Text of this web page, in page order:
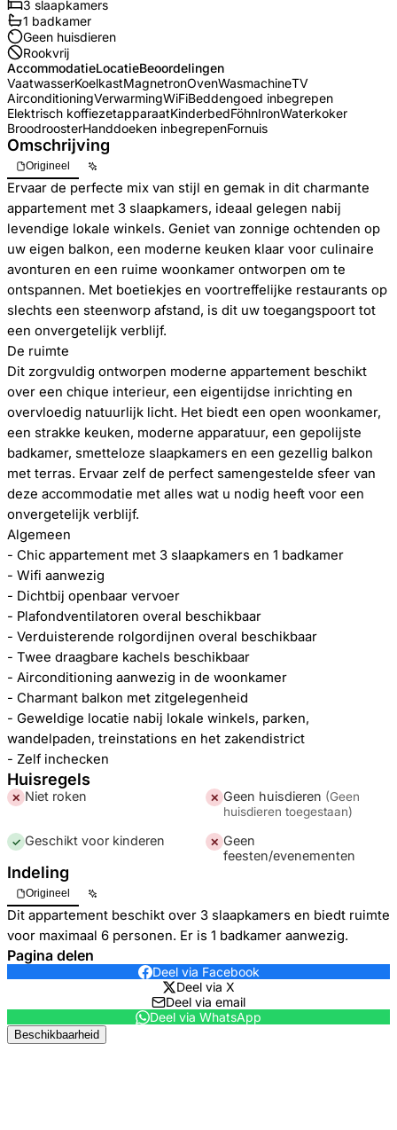
3 slaapkamers
1 badkamer
Geen huisdieren
Rookvrij
AccommodatieLocatieBeoordelingen
VaatwasserKoelkastMagnetronOvenWasmachineTV
AirconditioningVerwarmingWiFiBeddengoed inbegrepen
Elektrisch koffiezetapparaatKinderbedFöhnIronWaterkoker
BroodroosterHanddoeken inbegrepenFornuis
Omschrijving
Origineel
Ervaar de perfecte mix van stijl en gemak in dit charmante
appartement met 3 slaapkamers, ideaal gelegen nabij
levendige lokale winkels. Geniet van zonnige ochtenden op
uw eigen balkon, een moderne keuken klaar voor culinaire
avonturen en een ruime woonkamer ontworpen om te
ontspannen. Met boetiekjes en voortreffelijke restaurants op
slechts een steenworp afstand, is dit uw toegangspoort tot
een onvergetelijk verblijf.
De ruimte
Dit zorgvuldig ontworpen moderne appartement beschikt
over een chique interieur, een eigentijdse inrichting en
overvloedig natuurlijk licht. Het biedt een open woonkamer,
een strakke keuken, moderne apparatuur, een gepolijste
badkamer, smetteloze slaapkamers en een gezellig balkon
met terras. Ervaar zelf de perfect samengestelde sfeer van
deze accommodatie met alles wat u nodig heeft voor een
onvergetelijk verblijf.
Algemeen
- Chic appartement met 3 slaapkamers en 1 badkamer
- Wifi aanwezig
- Dichtbij openbaar vervoer
- Plafondventilatoren overal beschikbaar
- Verduisterende rolgordijnen overal beschikbaar
- Twee draagbare kachels beschikbaar
- Airconditioning aanwezig in de woonkamer
- Charmant balkon met zitgelegenheid
- Geweldige locatie nabij lokale winkels, parken,
wandelpaden, treinstations en het zakendistrict
- Zelf inchecken
Huisregels
✕ Niet roken ✕ Geen huisdieren (Geen
huisdieren toegestaan)
✓ Geschikt voor kinderen ✕ Geen
feesten/evenementen
Indeling
Origineel
Dit appartement beschikt over 3 slaapkamers en biedt ruimte
voor maximaal 6 personen. Er is 1 badkamer aanwezig.
Pagina delen
Deel via Facebook
Deel via X
Deel via email
Deel via WhatsApp
Beschikbaarheid